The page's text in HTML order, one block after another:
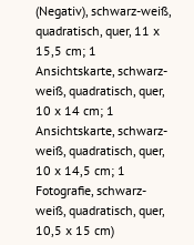
(Negativ), schwarz-weiß,
quadratisch, quer, 11 x
15,5 cm; 1
Ansichtskarte, schwarz-
weiß, quadratisch, quer,
10 x 14 cm; 1
Ansichtskarte, schwarz-
weiß, quadratisch, quer,
10 x 14,5 cm; 1
Fotografie, schwarz-
weiß, quadratisch, quer,
10,5 x 15 cm)